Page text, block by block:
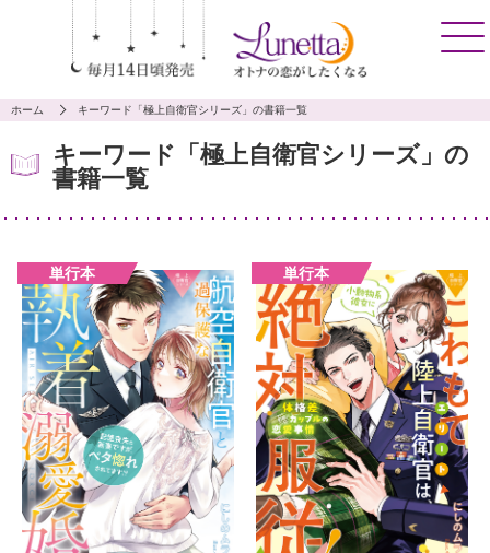
ホーム キーワード「極上自衛官シリーズ」の書籍一覧
キーワード「極上自衛官シリーズ」の
書籍一覧